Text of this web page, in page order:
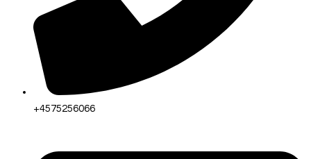
+4575256066